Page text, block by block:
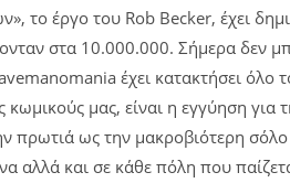
το έργο του Rob Becker, έχει
στα 10.000.000. Σήμερα δεν
έχει κατακτήσει όλο
μας, είναι η εγγύηση για
πρωτιά ως την μακροβιότερη
και σε κάθε πόλη που